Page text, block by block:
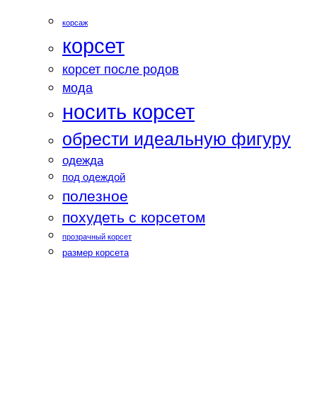
корсаж
корсет
корсет после родов
мода
носить корсет
обрести идеальную фигуру
одежда
под одеждой
полезное
похудеть с корсетом
прозрачный корсет
размер корсета